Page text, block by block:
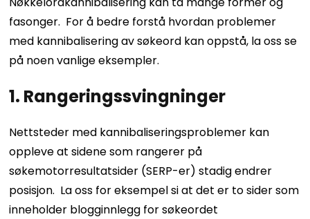
fasonger. For å bedre forstå hvordan problemer
med kannibalisering av søkeord kan oppstå, la oss se
på noen vanlige eksempler.
1. Rangeringssvingninger
Nettsteder med kannibaliseringsproblemer kan
oppleve at sidene som rangerer på
søkemotorresultatsider (SERP-er) stadig endrer
posisjon. La oss for eksempel si at det er to sider som
inneholder blogginnlegg for søkeordet